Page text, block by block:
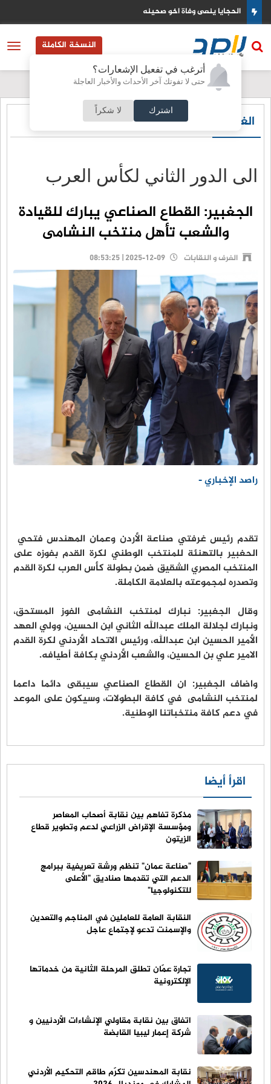
أترغب في تفعيل الإشعارات؟
حتى لا تفوتك آخر الأحداث والأخبار العاجلة
اشترك لا شكراً
الحجايا ينعى وفاة اخو صحينه
النسخة الكاملة
الغرف و النقابات
الى الدور الثاني لكأس العرب
الجغبير: القطاع الصناعي يبارك للقيادة
والشعب تأهل منتخب النشامى
الغرف و النقابات
راصد الإخباري -
تقدم رئيس غرفتي صناعة الأردن وعمان المهندس فتحي
الحغبير بالتهنئة للمنتخب الوطني لكرة القدم بفوزه على
المنتخب المصري الشقيق ضمن بطولة كأس العرب لكرة القدم
وتصدره لمجموعته بالعلامة الكاملة.
وقال الجغبير: نبارك لمنتخب النشامى الفوز المستحق،
ونبارك لجلالة الملك عبدالله الثاني ابن الحسين، وولي العهد
الأمير الحسين ابن عبدالله، ورئيس الاتحاد الأردني لكرة القدم
الامير علي بن الحسين، والشعب الأردني بكافة أطيافه.
واضاف الجغبير: ان القطاع الصناعي سيبقى دائما داعما
لمنتخب النشامى في كافة البطولات، وسيكون على الموعد
في دعم كافة منتخباتنا الوطنية.
اقرأ أيضا
مذكرة تفاهم بين نقابة أصحاب المعاصر
ومؤسسة الإقراض الزراعي لدعم وتطوير قطاع
الزيتون
"صناعة عمان" تنظم ورشة تعريفية ببرامج
الدعم التي تقدمها صناديق "الأعلى
للتكنولوجيا"
النقابة العامة للعاملين في المناجم والتعدين
والإسمنت تدعو لإجتماع عاجل
تجارة عمّان تطلق المرحلة الثانية من خدماتها
الإلكترونية
اتفاق بين نقابة مقاولي الإنشاءات الأردنيين و
شركة إعمار ليبيا القابضة
نقابة المهندسين تكرّم طاقم التحكيم الأردني